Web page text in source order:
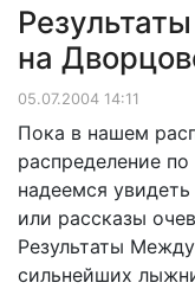
на
05.07.2004 14:11
Пока в нашем
распределение
надеемся
или рассказы
Результаты
сильнейших